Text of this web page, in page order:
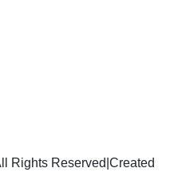
Rights Reserved Created